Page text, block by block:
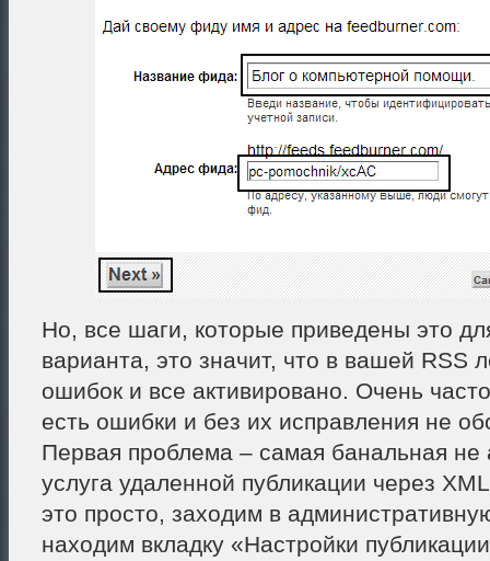
Но, все шаги, которые приведены это
варианта, это значит, что в вашей RSS
ошибок и все активировано. Очень
есть ошибки и без их исправления не
Первая проблема – самая банальная не
услуга удаленной публикации через
это просто, заходим в
находим вкладку «Настройки